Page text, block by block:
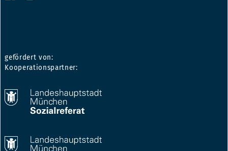
gefördert von:
Kooperationspartner: